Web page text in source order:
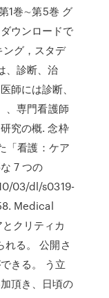
1巻∼第5巻 グ
ウンロードで
ング，スタデ
、診断、治
師には診断、
、専門看護師
究の概. 念枠
「看護：ケア
7 つの
03/dl/s0319-
Medical
クリティカ
れる。 公開さ
きる。 う立
頂き、日頃の